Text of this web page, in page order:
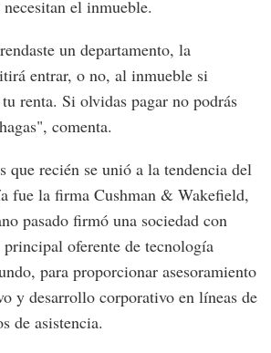
el inmueble.
un departamento, la
entrar, o no, al inmueble si
renta. Si olvidas pagar no podrás
comenta.
que recién se unió a la tendencia del
fue la firma Cushman & Wakefield,
pasado firmó una sociedad con
oferente de tecnología
para proporcionar asesoramiento
y desarrollo corporativo en líneas de
de asistencia.